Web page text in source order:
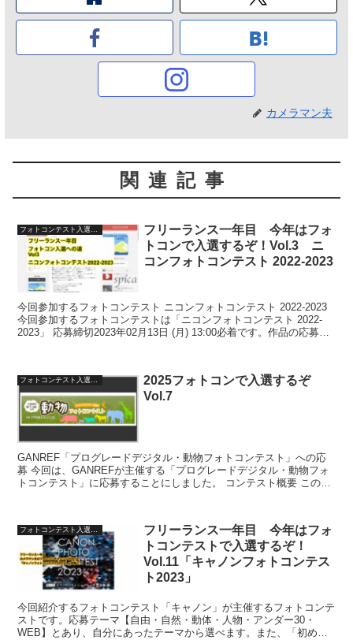
カメラマン夫
関連記事
フォトコンテスト入選への道
フリーランス一年目 今年はフォ
トコンで入選するぞ！Vol.3 ニ
コンフォトコンテスト 2022-2023
今回参加するフォトコンテスト ニコンフォトコンテスト 2022-2023
今回参加するフォトコンテストは「ニコンフォトコンテスト 2022-
2023」 応募締切2023年02月13日 (月) 13:00必着です。作品の応募は
2025フォトコンで入選するぞ
Vol.7
GANREF「プログレードデジタル・動物フォトコンテスト」への応
募 今回は、GANREFが主催する「プログレードデジタル・動物フォ
トコンテスト」に応募することにしました。 コンテスト概要 このフ
フォトコンテスト入選への道
フリーランス一年目 今年はフォ
トコンテストで入選するぞ！
Vol.11「キャノンフォトコンテス
ト2023」
今回紹介するフォトコンテスト「キャノン」が主催するフォトコンテ
ストです。応募テーマ【自由・自然・動体・人物・アンダー30・
WEB】とあり、自分にあったテーマから選べます。また、「初めて